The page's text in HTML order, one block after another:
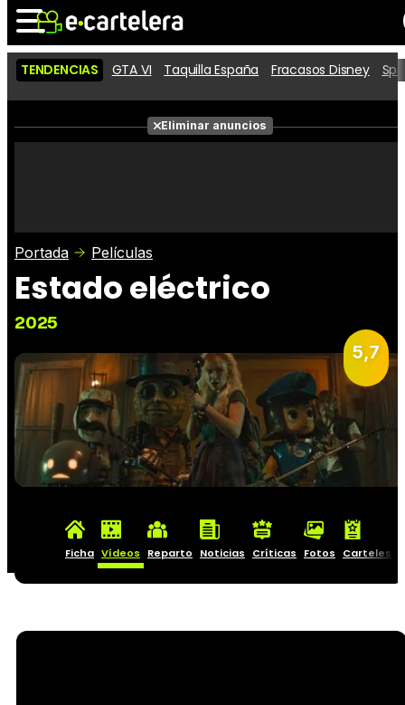
Noticias Cartelera
Películas
Críticas
TENDENCIAS GTA VI Taquilla España Fracasos Disney
Eliminar anuncios
Portada Películas
Estado eléctrico
2025
5,7
Ficha Vídeos Reparto Noticias Críticas Fotos Carteles